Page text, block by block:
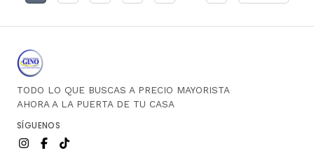
TODO LO QUE BUSCAS A PRECIO MAYORISTA
AHORA A LA PUERTA DE TU CASA
SÍGUENOS